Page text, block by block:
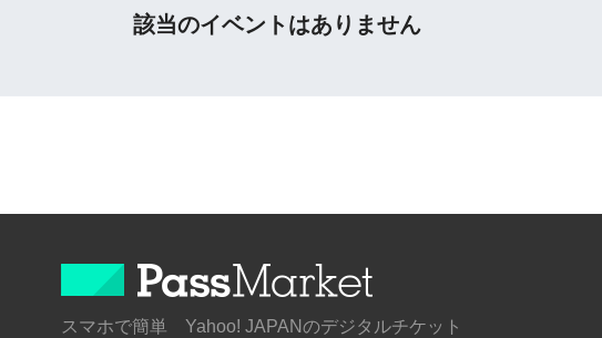
該当のイベントはありません
スマホで簡単 Yahoo! JAPANのデジタルチケット